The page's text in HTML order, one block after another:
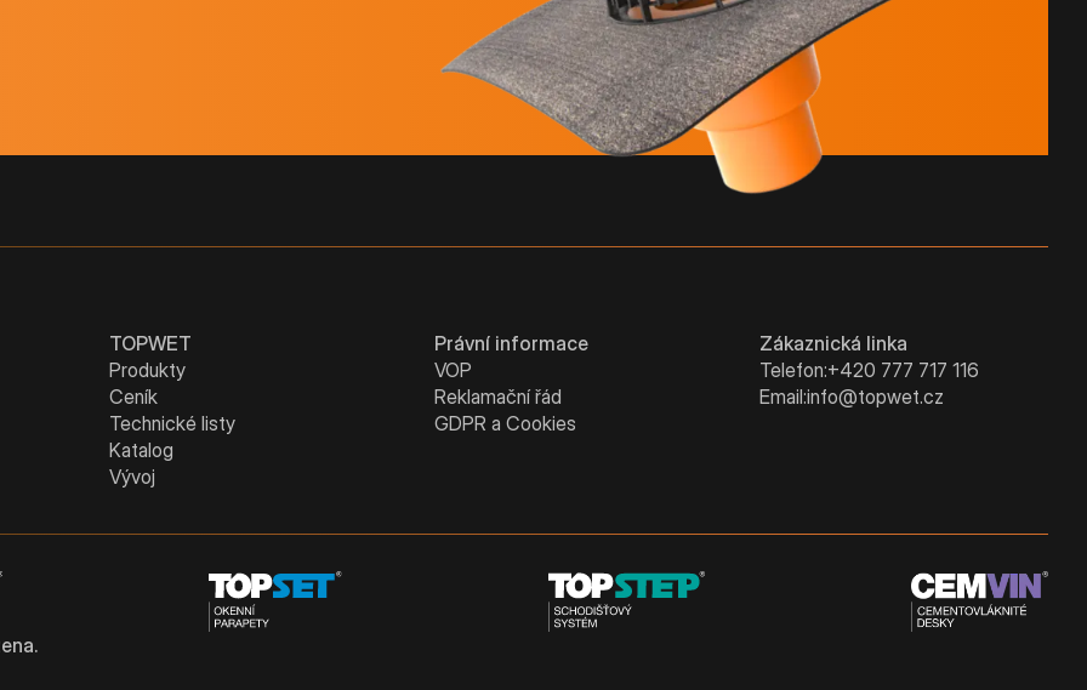
Zákaznická linka
Telefon:+420 777 717 116
Email:info@topwet.cz
TOPWET
Produkty
Ceník
Technické listy
Katalog
Vývoj
Právní informace
VOP
Reklamační řád
GDPR a Cookies